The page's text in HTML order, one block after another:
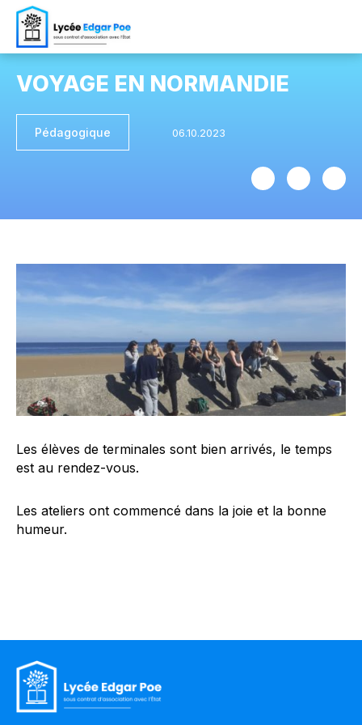
VOYAGE EN NORMANDIE
Pédagogique
Les élèves de terminales sont bien arrivés, le temps
est au rendez-vous.
Les ateliers ont commencé dans la joie et la bonne
humeur.